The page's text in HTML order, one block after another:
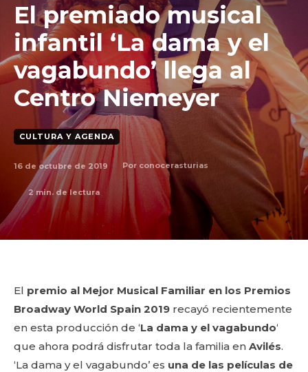
El premiado musical
infantil ‘La dama y el
vagabundo’ llega al
Centro Niemeyer
CULTURA Y AGENDA
16 de octubre de 2019 Por conocerasturias
2min. de lectura
El premio al Mejor Musical Familiar en los Premios
Broadway World Spain 2019 recayó recientemente
en esta producción de ‘La dama y el vagabundo‘
que ahora podrá disfrutar toda la familia en Avilés.
‘La dama y el vagabundo’ es una de las películas de